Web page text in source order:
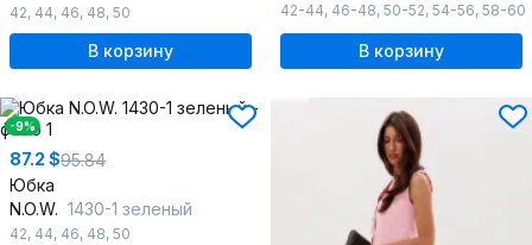
42, 44, 46, 48, 50
В корзину
42-44, 46-48, 50-52, 54-56, 58-60
В корзину
-9%
87.2 $95.84
Юбка
N.O.W. 1430-1 зеленый
42, 44, 46, 48, 50